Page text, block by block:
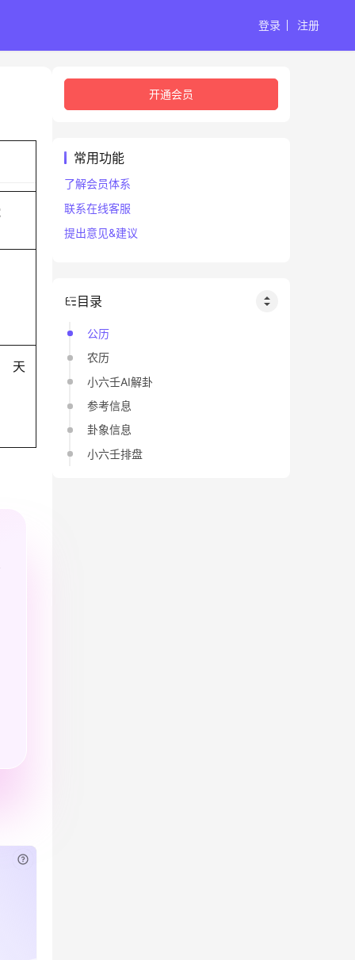
登录 注册
天
开通会员
常用功能
了解会员体系
联系在线客服
提出意见&建议
目录
公历
农历
小六壬AI解卦
参考信息
卦象信息
小六壬排盘